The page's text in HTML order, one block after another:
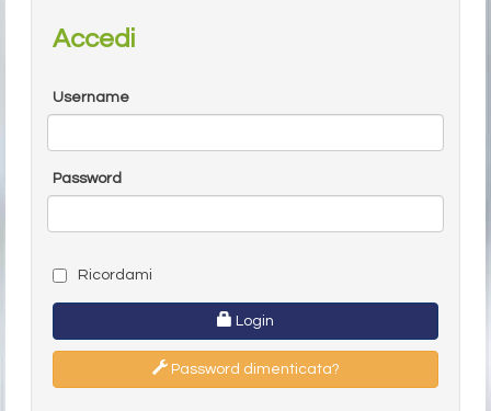
Accedi
Username
Password
Ricordami
Login
Password dimenticata?